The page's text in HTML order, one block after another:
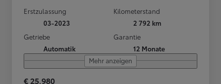
Erstzulassung
03-2023
Kilometerstand
2 792 km
Getriebe
Automatik
Garantie
12 Monate
Mehr anzeigen
€ 25.980